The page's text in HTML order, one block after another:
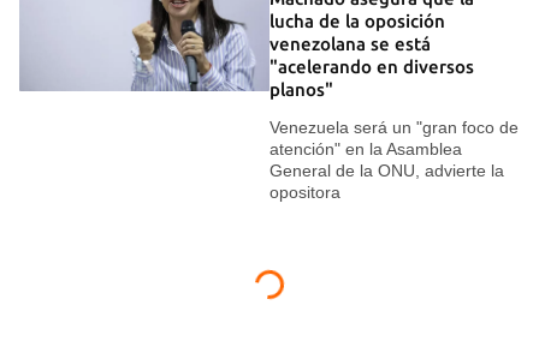
lucha de la oposición
venezolana se está
"acelerando en diversos
planos"
Venezuela será un "gran foco de
atención" en la Asamblea
General de la ONU, advierte la
opositora